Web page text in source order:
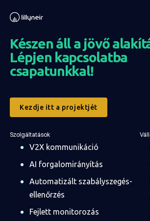
Készen áll a jövő
Lépjen kapcsolatba
csapatunkkal!
Kezdje itt a projektjét
Szolgáltatások
V2X kommunikáció
AI forgalomirányítás
Automatizált szabályszegés-
ellenőrzés
Fejlett monitorozás